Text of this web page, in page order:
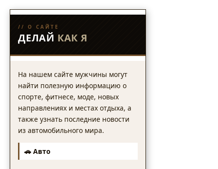
// О САЙТЕ
ДЕЛАЙ КАК Я
На нашем сайте мужчины могут
найти полезную информацию о
спорте, фитнесе, моде, новых
направлениях и местах отдыха, а
также узнать последние новости
из автомобильного мира.
🚗 Авто